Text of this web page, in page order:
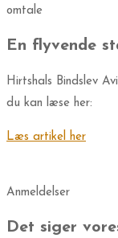
omtale
En flyvende
Hirtshals Bindslev
du kan læse her:
Læs artikel her
Anmeldelser
Det siger